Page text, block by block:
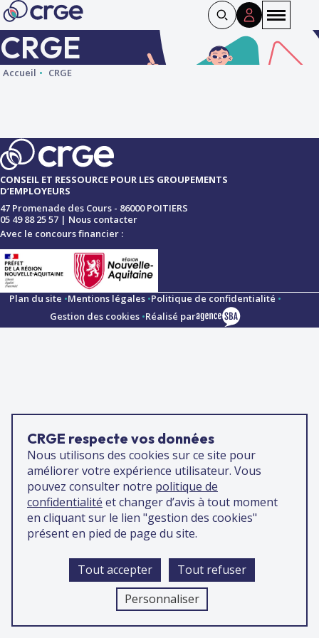
CRGE
Accueil CRGE
CONSEIL ET RESSOURCE POUR LES GROUPEMENTS
D’EMPLOYEURS
47 Promenade des Cours - 86000 POITIERS
05 49 88 25 57 | Nous contacter
Avec le concours financier :
Plan du site Mentions légales Politique de confidentialité
Gestion des cookies Réalisé par
Panneau de gestion des cookies
CRGE respecte vos données
Nous utilisons des cookies sur ce site pour
améliorer votre expérience utilisateur. Vous
pouvez consulter notre politique de
confidentialité et changer d’avis à tout moment
en cliquant sur le lien "gestion des cookies"
présent en pied de page du site.
Tout accepter
Tout refuser
Personnaliser